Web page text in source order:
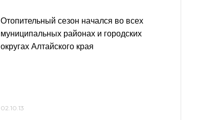
Отопительный сезон начался во всех
муниципальных районах и городских
округах Алтайского края
02.10.13